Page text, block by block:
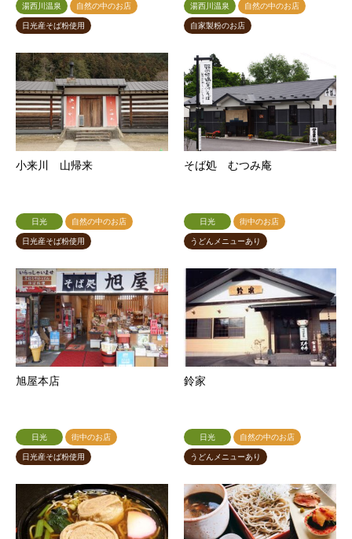
湯西川温泉 自然の中のお店
日光産そば粉使用
湯西川温泉 自然の中のお店
自家製粉のお店
小来川 山帰来
日光 自然の中のお店
日光産そば粉使用
そば処 むつみ庵
日光 街中のお店
うどんメニューあり
旭屋本店
日光 街中のお店
日光産そば粉使用
鈴家
日光 自然の中のお店
うどんメニューあり